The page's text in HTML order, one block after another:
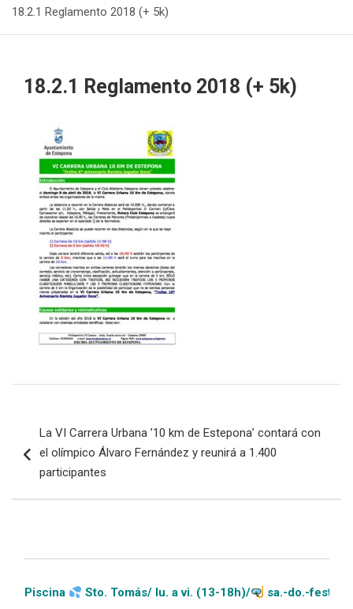
18.2.1 Reglamento 2018 (+ 5k)
18.2.1 Reglamento 2018 (+ 5k)
de
entradas
La VI Carrera Urbana ’10 km de Estepona’ contará con
el olímpico Álvaro Fernández y reunirá a 1.400
participantes
Sto. Tomás/ lu. a vi. (13-18h)/ sa.-do.-festivos (11-